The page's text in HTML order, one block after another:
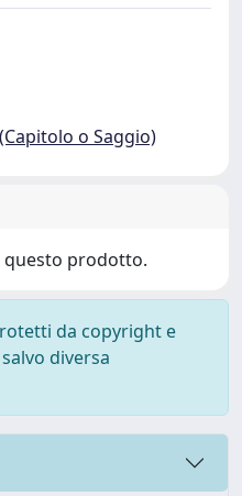
o Saggio)
questo prodotto.
da copyright e
diversa